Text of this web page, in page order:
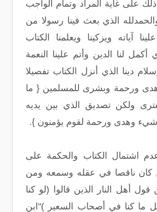
على غاية المراد وتمام الواجب
الذي بعث فينا رسولا من
آياته ويزكينا ويعلمنا الكتاب
أكمل لنا الدين وأتم علينا النعمة
دينا الذي أنزل الكتاب تفصيلا
ورحمة وبشرى للمسلمين { ما
ولكن تصديق الذي بين يديه
وهدى ورحمة لقوم يؤمنون }.
اشتمال الكتاب والحكمة على
كان ناقصا في عقله وسمعه ومن
أهل النار الذين قالوا (لو كنا
ما كنا في أصحاب السعير )"ابن